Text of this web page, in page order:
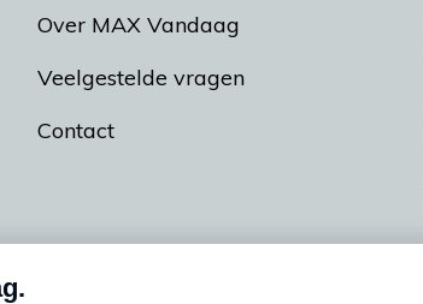
Over MAX Vandaag
Veelgestelde vragen
Contact